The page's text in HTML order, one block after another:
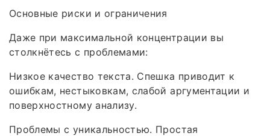
Основные риски и ограничения
Даже при максимальной концентрации вы
столкнётесь с проблемами:
Низкое качество текста. Спешка приводит к
ошибкам, нестыковкам, слабой аргументации и
поверхностному анализу.
Проблемы с уникальностью. Простая